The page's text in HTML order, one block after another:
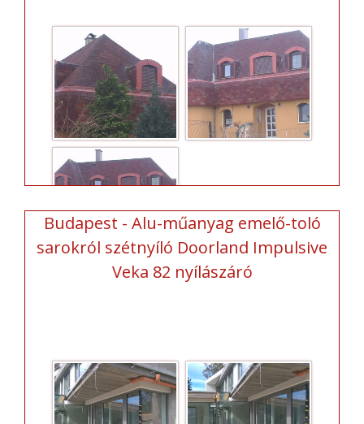
Budapest - Alu-műanyag emelő-toló
sarokról szétnyíló Doorland Impulsive
Veka 82 nyílászáró